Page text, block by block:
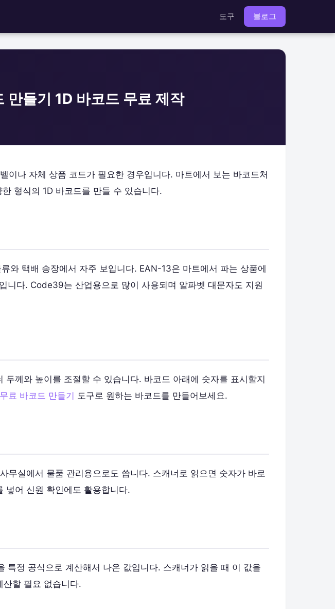
도구 블로그
들기 1D 바코드 무료 제작
이나 자체 상품 코드가 필요한 경우입니다. 마트에서 보는 바코드처
한 형식의 1D 바코드를 만들 수 있습니다.
와 택배 송장에서 자주 보입니다. EAN-13은 마트에서 파는 상품에
니다. Code39는 산업용으로 많이 사용되며 알파벳 대문자도 지원
께와 높이를 조절할 수 있습니다. 바코드 아래에 숫자를 표시할지
무료 바코드 만들기 도구로 원하는 바코드를 만들어보세요.
무실에서 물품 관리용으로도 씁니다. 스캐너로 읽으면 숫자가 바로
넣어 신원 확인에도 활용합니다.
정 공식으로 계산해서 나온 값입니다. 스캐너가 읽을 때 이 값을
할 필요 없습니다.